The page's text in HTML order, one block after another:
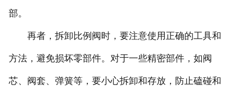
部。
再者，拆卸比例阀时，要注意使用正确的工具和
方法，避免损坏零部件。对于一些精密部件，如阀
芯、阀套、弹簧等，要小心拆卸和存放，防止磕碰和